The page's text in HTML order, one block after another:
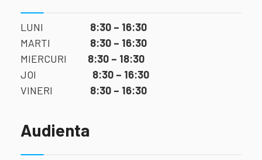
LUNI 8:30 – 16:30
MARTI 8:30 – 16:30
MIERCURI 8:30 – 18:30
JOI 8:30 – 16:30
VINERI 8:30 – 16:30
Audienta